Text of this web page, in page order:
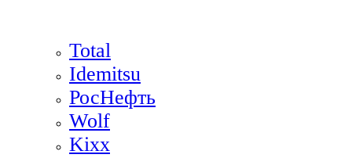
Total
Idemitsu
РосНефть
Wolf
Kixx